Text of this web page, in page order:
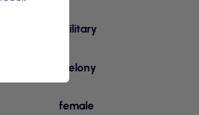
Military
Zielony
female